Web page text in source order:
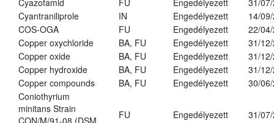
Cyazofamid
FU Engedélyezett
31/
Cyantraniliprole
IN Engedélyezett
14/
COS-OGA
FU Engedélyezett
22/
Copper oxychloride
BA, FU Engedélyezett
31/
Copper oxide
BA, FU Engedélyezett
31/
Copper hydroxide
BA, FU Engedélyezett
31/
Copper compounds
BA, FU Engedélyezett
30/
Coniothyrium
minitans Strain
FU Engedélyezett 31/